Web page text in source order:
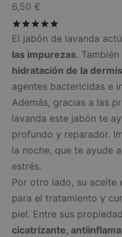
6,50 €
El jabón de lavanda
las impurezas.
hidratación de la dermis
agentes bactericidas e
Además, gracias a las
lavanda este jabón te
profundo y reparador.
la noche, que te ayude
estrés.
Por otro lado, su aceite
para el tratamiento y
piel. Entre sus
cicatrizante,